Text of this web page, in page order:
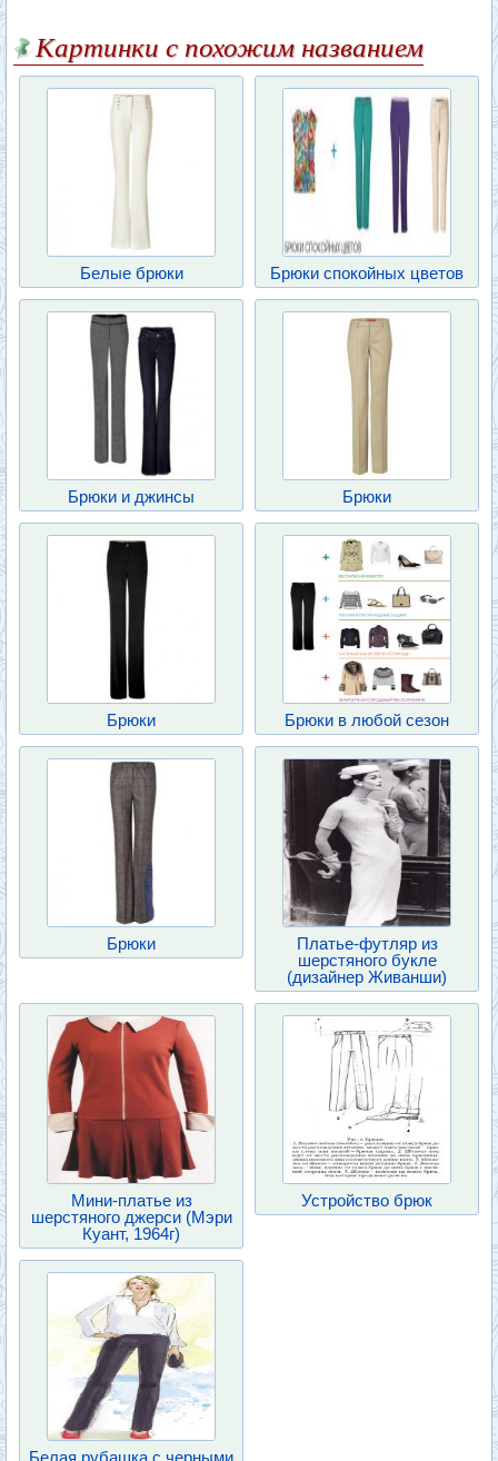
Картинки с похожим названием
Белые брюки Брюки спокойных цветов
Брюки и джинсы Брюки
Брюки Брюки в любой сезон
Брюки
Платье-футляр из
шерстяного букле
(дизайнер Живанши)
Мини-платье из
шерстяного джерси (Мэри
Куант, 1964г)
Устройство брюк
Белая рубашка с черными